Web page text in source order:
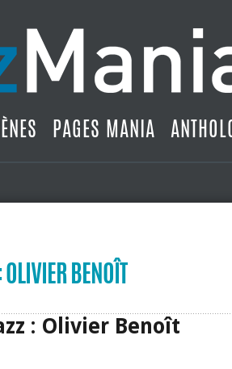
PAGES MANIA
BENOÎT
: Olivier Benoît